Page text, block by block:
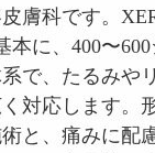
膚科です。
本に、400〜
で、たるみや
対応します。
と、痛みに配